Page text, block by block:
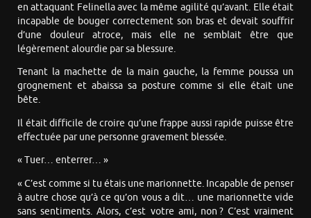
en attaquant Felinella avec la même agilité qu’avant. Elle était
incapable de bouger correctement son bras et devait souffrir
d’une douleur atroce, mais elle ne semblait être que
légèrement alourdie par sa blessure.
Tenant la machette de la main gauche, la femme poussa un
grognement et abaissa sa posture comme si elle était une
bête.
Il était difficile de croire qu’une frappe aussi rapide puisse être
effectuée par une personne gravement blessée.
« Tuer… enterrer… »
« C’est comme si tu étais une marionnette. Incapable de penser
à autre chose qu’à ce qu’on vous a dit… une marionnette vide
sans sentiments. Alors, c’est votre ami, non ? C’est vraiment